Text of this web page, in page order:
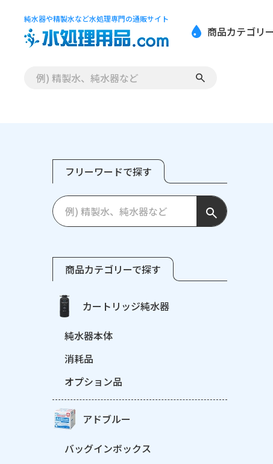
純水器や精製水など水処理専門の通販サイト
商品カテゴリー
フリーワードで探す
商品カテゴリーで探す
カートリッジ純水器
純水器本体
消耗品
オプション品
アドブルー
バッグインボックス